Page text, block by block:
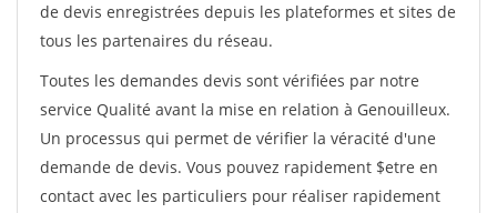
de devis enregistrées depuis les plateformes et sites de
tous les partenaires du réseau.
Toutes les demandes devis sont vérifiées par notre
service Qualité avant la mise en relation à Genouilleux.
Un processus qui permet de vérifier la véracité d'une
demande de devis. Vous pouvez rapidement $etre en
contact avec les particuliers pour réaliser rapidement